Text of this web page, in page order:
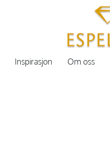
Inspirasjon Om oss